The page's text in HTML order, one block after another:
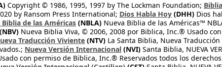
Copyright © 1986, 1995, 1997 by The Lockman Foundation;
by Ransom Press International; Dios Habla Hoy (DHH) Dios
Biblia de las Américas (NBLA) Nueva Biblia de las Américas™
(NBV) Nueva Biblia Viva, © 2006, 2008 por Biblica, Inc.® Usado
Traducción Viviente (NTV) La Santa Biblia, Nueva
Nueva Versión Internacional (NVI) Santa Biblia, NUEVA
con permiso de Biblica, Inc.® Reservados todos los